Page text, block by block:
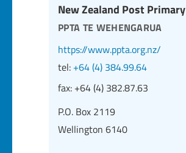
New Zealand Post
ppta te wehengarua
https://www.ppta.org.nz/
tel: +64 (4) 384.99.64
fax: +64 (4) 382.87.63
P.O. Box 2119
Wellington 6140